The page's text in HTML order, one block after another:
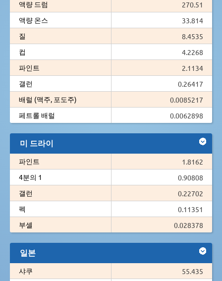
액량 드럼
270.51
액량 온스
33.814
질
8.4535
컵
4.2268
파인트
2.1134
갤런
0.26417
배럴 (맥주, 포도주)
0.0085217
페트롤 배럴
0.0062898
미 드라이
파인트
1.8162
4분의 1
0.90808
갤런
0.22702
펙
0.11351
부셸
0.028378
일본
샤쿠
55.435